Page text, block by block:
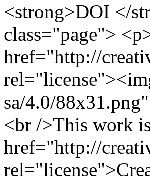
<strong>DOI </
class="page">
href="http://
sa/4.0/
<br />This work
href="http://